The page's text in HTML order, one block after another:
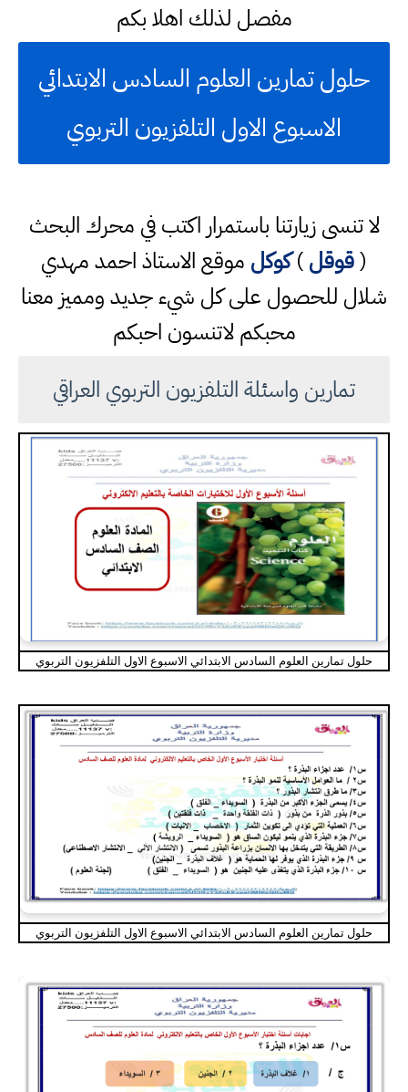
مفصل لذلك اهلا بكم
حلول تمارين العلوم السادس الابتدائي
الاسبوع الاول التلفزيون التربوي
لا تنسى زيارتنا باستمرار اكتب في محرك البحث
(قوقل)كوكل موقع الاستاذ احمد مهدي
شلال للحصول على كل شيء جديد ومميز معنا
محبكم لاتنسون احبكم
تمارين واسئلة التلفزيون التربوي العراقي
حلول تمارين العلوم السادس الابتدائي الاسبوع الاول التلفزيون التربوي
حلول تمارين العلوم السادس الابتدائي الاسبوع الاول التلفزيون التربوي